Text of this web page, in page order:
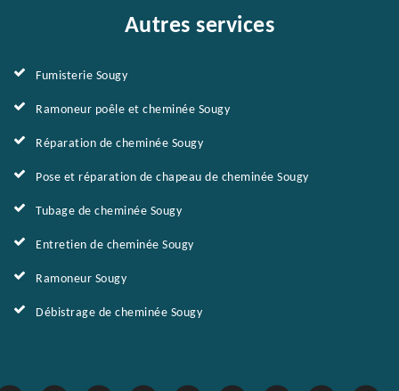
Autres services
Fumisterie Sougy
Ramoneur poêle et cheminée Sougy
Réparation de cheminée Sougy
Pose et réparation de chapeau de cheminée Sougy
Tubage de cheminée Sougy
Entretien de cheminée Sougy
Ramoneur Sougy
Débistrage de cheminée Sougy